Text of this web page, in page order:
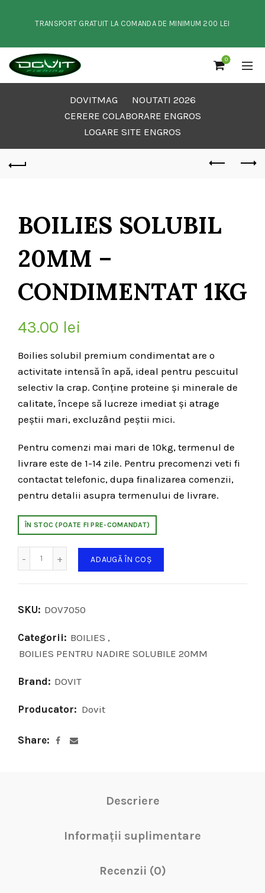
TRANSPORT GRATUIT LA COMANDA DE MINIMUM 200 LEI
0
DOVITMAG
NOUTATI 2026
CERERE COLABORARE ENGROS
LOGARE SITE ENGROS
BOILIES SOLUBIL
20MM –
CONDIMENTAT 1KG
43.00 lei
Boilies solubil premium condimentat are o
activitate intensă în apă, ideal pentru pescuitul
selectiv la crap. Conține proteine și minerale de
calitate, începe să lucreze imediat și atrage
peștii mari, excluzând peștii mici.
Pentru comenzi mai mari de 10kg, termenul de
livrare este de 1-14 zile. Pentru precomenzi veti fi
contactat telefonic, dupa finalizarea comenzii,
pentru detalii asupra termenului de livrare.
ÎN STOC (POATE FI PRE-COMANDAT)
ADAUGĂ ÎN COȘ
SKU: DOV7050
Categorii: BOILIES ,
BOILIES PENTRU NADIRE SOLUBILE 20MM
Brand: DOVIT
Producator: Dovit
Share
Descriere
Informații suplimentare
Recenzii (0)